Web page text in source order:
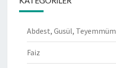
Abdest, Gusül, Teyemmüm
Faiz